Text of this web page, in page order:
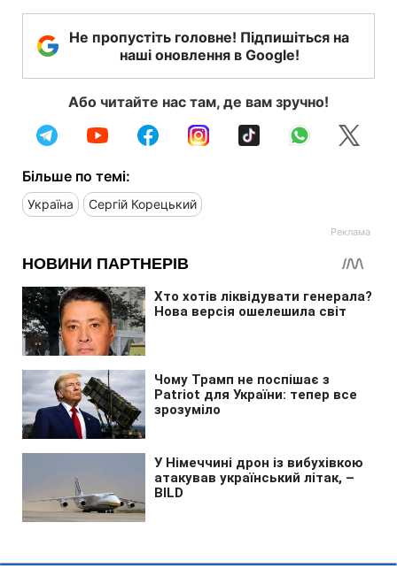
Не пропустіть головне! Підпишіться на
наші оновлення в Google!
Або читайте нас там, де вам зручно!
Більше по темі:
Україна Сергій Корецький